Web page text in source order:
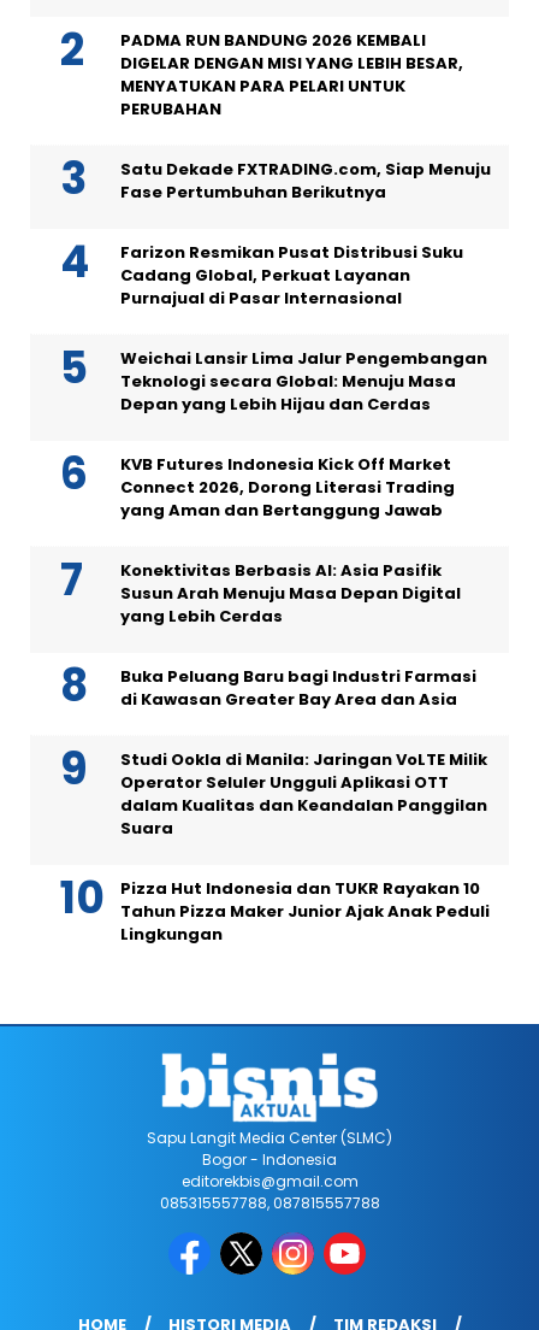
PADMA RUN BANDUNG 2026 KEMBALI
DIGELAR DENGAN MISI YANG LEBIH BESAR,
MENYATUKAN PARA PELARI UNTUK
PERUBAHAN
Satu Dekade FXTRADING.com, Siap Menuju
Fase Pertumbuhan Berikutnya
Farizon Resmikan Pusat Distribusi Suku
Cadang Global, Perkuat Layanan
Purnajual di Pasar Internasional
Weichai Lansir Lima Jalur Pengembangan
Teknologi secara Global: Menuju Masa
Depan yang Lebih Hijau dan Cerdas
KVB Futures Indonesia Kick Off Market
Connect 2026, Dorong Literasi Trading
yang Aman dan Bertanggung Jawab
Konektivitas Berbasis AI: Asia Pasifik
Susun Arah Menuju Masa Depan Digital
yang Lebih Cerdas
Buka Peluang Baru bagi Industri Farmasi
di Kawasan Greater Bay Area dan Asia
Studi Ookla di Manila: Jaringan VoLTE Milik
Operator Seluler Ungguli Aplikasi OTT
dalam Kualitas dan Keandalan Panggilan
Suara
Pizza Hut Indonesia dan TUKR Rayakan 10
Tahun Pizza Maker Junior Ajak Anak Peduli
Lingkungan
Sapu Langit Media Center (SLMC)
Bogor - Indonesia
editorekbis@gmail.com
085315557788, 087815557788
HOME HISTORI MEDIA TIM REDAKSI